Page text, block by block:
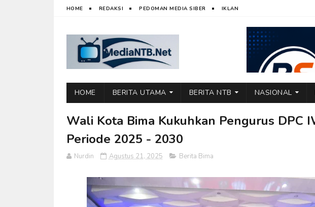
HOME REDAKSI PEDOMAN MEDIA SIBER IKLAN
HOME BERITA UTAMA BERITA NTB NASIONAL
Wali Kota Bima Kukuhkan Pengurus DPC
Periode 2025 - 2030
Nurdin Agustus 21, 2025 Berita Bima